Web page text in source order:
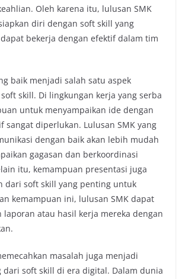
Oleh karena itu, lulusan SMK
diri dengan soft skill yang
bekerja dengan efektif dalam tim
baik menjadi salah satu aspek
skill. Di lingkungan kerja yang serba
untuk menyampaikan ide dengan
sangat diperlukan. Lulusan SMK yang
dengan baik akan lebih mudah
gagasan dan berkoordinasi
itu, kemampuan presentasi juga
dari soft skill yang penting untuk
kemampuan ini, lulusan SMK dapat
laporan atau hasil kerja mereka dengan
masalah juga menjadi
dari soft skill di era digital. Dalam dunia